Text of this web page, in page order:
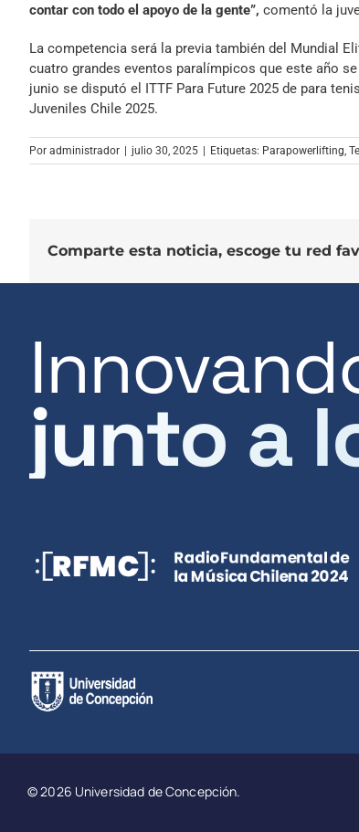
contar con todo el apoyo de la gente”, comentó la
La competencia será la previa también del Mundial
cuatro grandes eventos paralímpicos que este año
junio se disputó el ITTF Para Future 2025 de para
Juveniles Chile 2025.
Por administrador julio 30, 2025 Etiquetas: Parapowerlifting,
Comparte esta noticia, escoge tu red
junto a
© 2026 Universidad de Concepción.